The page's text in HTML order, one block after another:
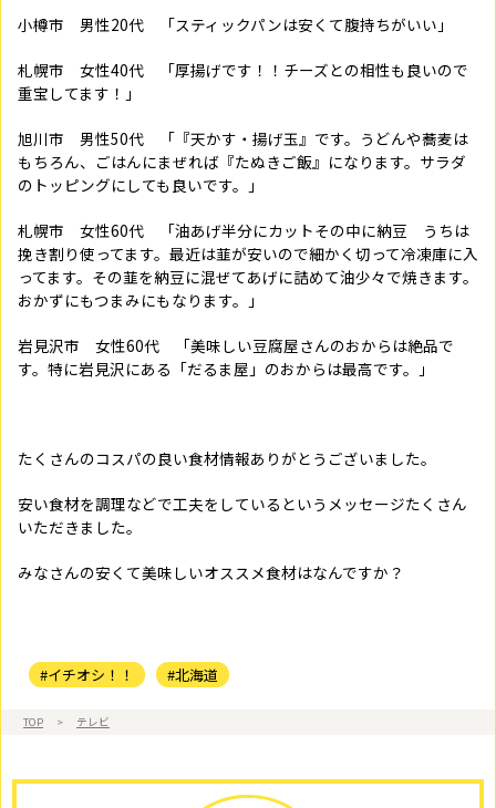
小樽市 男性20代 「スティックパンは安くて腹持ちがいい」
札幌市 女性40代 「厚揚げです！！チーズとの相性も良いので
重宝してます！」
旭川市 男性50代 「『天かす・揚げ玉』です。うどんや蕎麦は
もちろん、ごはんにまぜれば『たぬきご飯』になります。サラダ
のトッピングにしても良いです。」
札幌市 女性60代 「油あげ半分にカットその中に納豆 うちは
挽き割り使ってます。最近は韮が安いので細かく切って冷凍庫に入
ってます。その韮を納豆に混ぜてあげに詰めて油少々で焼きます。
おかずにもつまみにもなります。」
岩見沢市 女性60代 「美味しい豆腐屋さんのおからは絶品で
す。特に岩見沢にある「だるま屋」のおからは最高です。」
たくさんのコスパの良い食材情報ありがとうございました。
安い食材を調理などで工夫をしているというメッセージたくさん
いただきました。
みなさんの安くて美味しいオススメ食材はなんですか？
#イチオシ！！ #北海道
TOP > テレビ